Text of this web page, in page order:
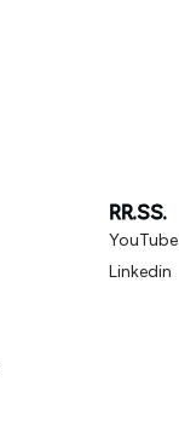
RR.SS.
YouTube
Linkedin